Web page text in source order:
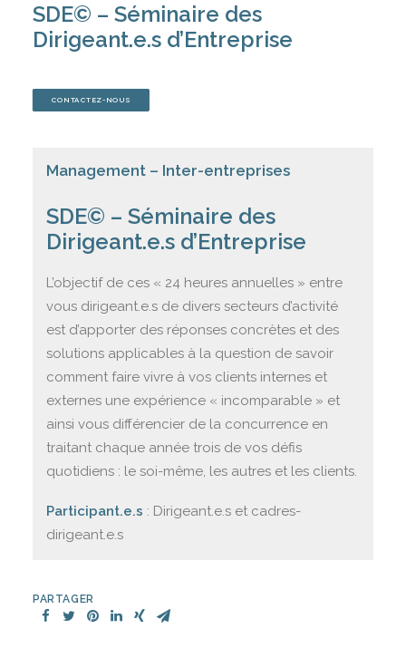
CONTACTEZ-NOUS
SDE© – Séminaire des
Dirigeant.e.s d’Entreprise
CONTACTEZ-NOUS
Management – Inter-entreprises
SDE© – Séminaire des
Dirigeant.e.s d’Entreprise
L’objectif de ces « 24 heures annuelles » entre
vous dirigeant.e.s de divers secteurs d’activité
est d’apporter des réponses concrètes et des
solutions applicables à la question de savoir
comment faire vivre à vos clients internes et
externes une expérience « incomparable » et
ainsi vous différencier de la concurrence en
traitant chaque année trois de vos défis
quotidiens : le soi-même, les autres et les clients.
Participant.e.s : Dirigeant.e.s et cadres-
dirigeant.e.s
PARTAGER